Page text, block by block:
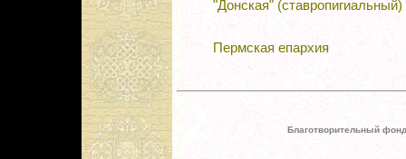
"Донская"
Пермская епархия
Благотворительный